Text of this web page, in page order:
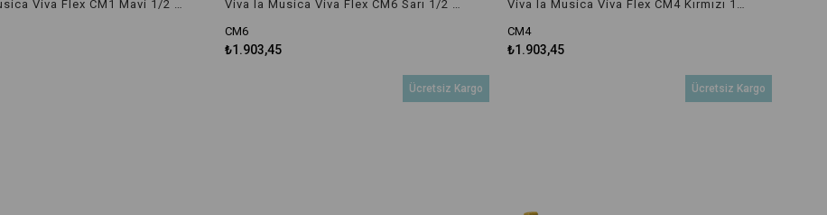
CM6
₺1.903,45
CM4
₺1.903,45
Ücretsiz Kargo Ücretsiz Kargo